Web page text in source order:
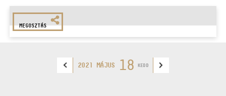
MEGOSZTÁS
2021 MÁJUS 18 KEDD